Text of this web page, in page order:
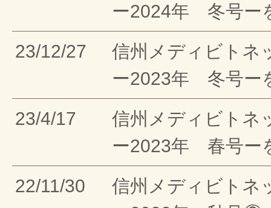
ー2024年 冬号ー
23/12/27
信州メディビトネ
ー2023年 冬号ー
23/4/17
信州メディビトネ
ー2023年 春号ー
22/11/30
信州メディビトネ